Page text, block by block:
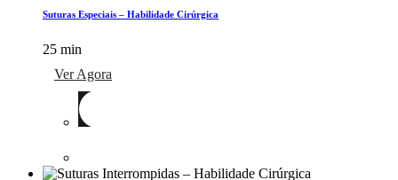
Suturas Especiais – Habilidade Cirúrgica
25 min
Ver Agora